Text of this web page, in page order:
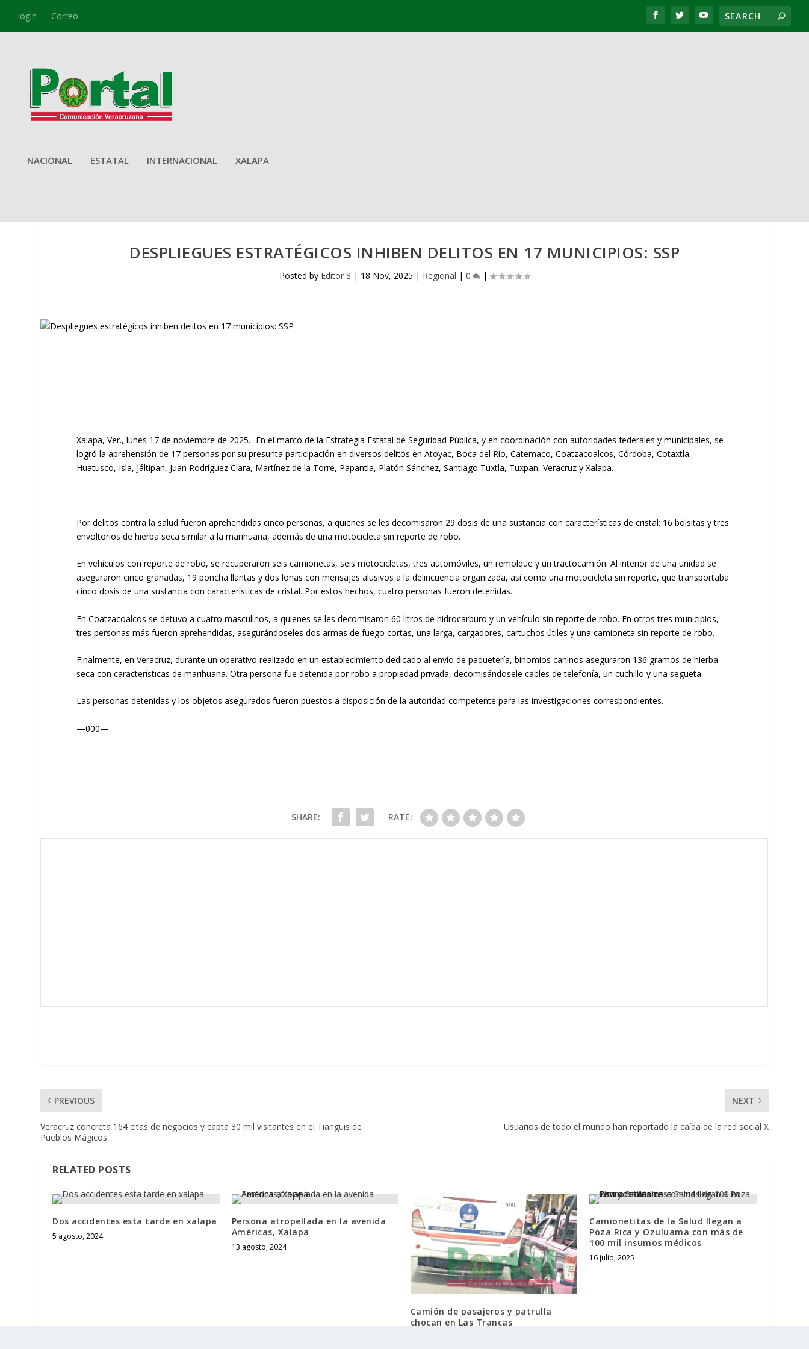
login Correo
NACIONAL ESTATAL INTERNACIONAL XALAPA
DESPLIEGUES ESTRATÉGICOS INHIBEN DELITOS EN 17 MUNICIPIOS: SSP
Posted by Editor 8 | 18 Nov, 2025 | Regional | 0 |
Xalapa, Ver., lunes 17 de noviembre de 2025.- En el marco de la Estrategia Estatal de Seguridad Pública, y en coordinación con autoridades federales y municipales, se
logró la aprehensión de 17 personas por su presunta participación en diversos delitos en Atoyac, Boca del Río, Catemaco, Coatzacoalcos, Córdoba, Cotaxtla,
Huatusco, Isla, Jáltipan, Juan Rodríguez Clara, Martínez de la Torre, Papantla, Platón Sánchez, Santiago Tuxtla, Tuxpan, Veracruz y Xalapa.
Por delitos contra la salud fueron aprehendidas cinco personas, a quienes se les decomisaron 29 dosis de una sustancia con características de cristal; 16 bolsitas y tres
envoltorios de hierba seca similar a la marihuana, además de una motocicleta sin reporte de robo.
En vehículos con reporte de robo, se recuperaron seis camionetas, seis motocicletas, tres automóviles, un remolque y un tractocamión. Al interior de una unidad se
aseguraron cinco granadas, 19 poncha llantas y dos lonas con mensajes alusivos a la delincuencia organizada, así como una motocicleta sin reporte, que transportaba
cinco dosis de una sustancia con características de cristal. Por estos hechos, cuatro personas fueron detenidas.
En Coatzacoalcos se detuvo a cuatro masculinos, a quienes se les decomisaron 60 litros de hidrocarburo y un vehículo sin reporte de robo. En otros tres municipios,
tres personas más fueron aprehendidas, asegurándoseles dos armas de fuego cortas, una larga, cargadores, cartuchos útiles y una camioneta sin reporte de robo.
Finalmente, en Veracruz, durante un operativo realizado en un establecimiento dedicado al envío de paquetería, binomios caninos aseguraron 136 gramos de hierba
seca con características de marihuana. Otra persona fue detenida por robo a propiedad privada, decomisándosele cables de telefonía, un cuchillo y una segueta.
Las personas detenidas y los objetos asegurados fueron puestos a disposición de la autoridad competente para las investigaciones correspondientes.
—000—
SHARE: RATE:
PREVIOUS
Veracruz concreta 164 citas de negocios y capta 30 mil visitantes en el Tianguis de
Pueblos Mágicos
NEXT
Usuarios de todo el mundo han reportado la caída de la red social X
RELATED POSTS
Dos accidentes esta tarde en xalapa
5 agosto, 2024
Persona atropellada en la avenida
Américas, Xalapa
13 agosto, 2024
Camión de pasajeros y patrulla
chocan en Las Trancas
Camionetitas de la Salud llegan a
Poza Rica y Ozuluama con más de
100 mil insumos médicos
16 julio, 2025